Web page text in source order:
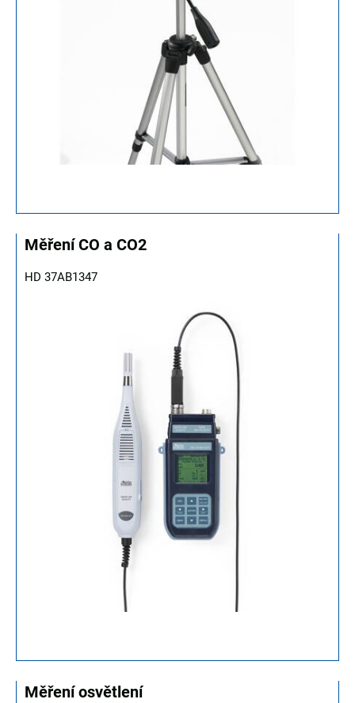
Měření CO a CO2
HD 37AB1347
Měření osvětlení